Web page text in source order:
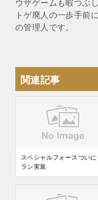
ウザゲームも暇つぶ
トゲ廃人の一歩手前
の管理人です。
関連記事
スペシャルフォースついに
ラン実装